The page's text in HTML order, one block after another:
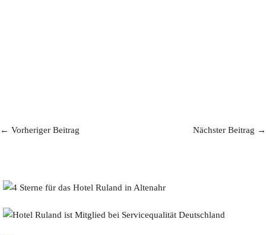
← Vorheriger Beitrag Nächster Beitrag →